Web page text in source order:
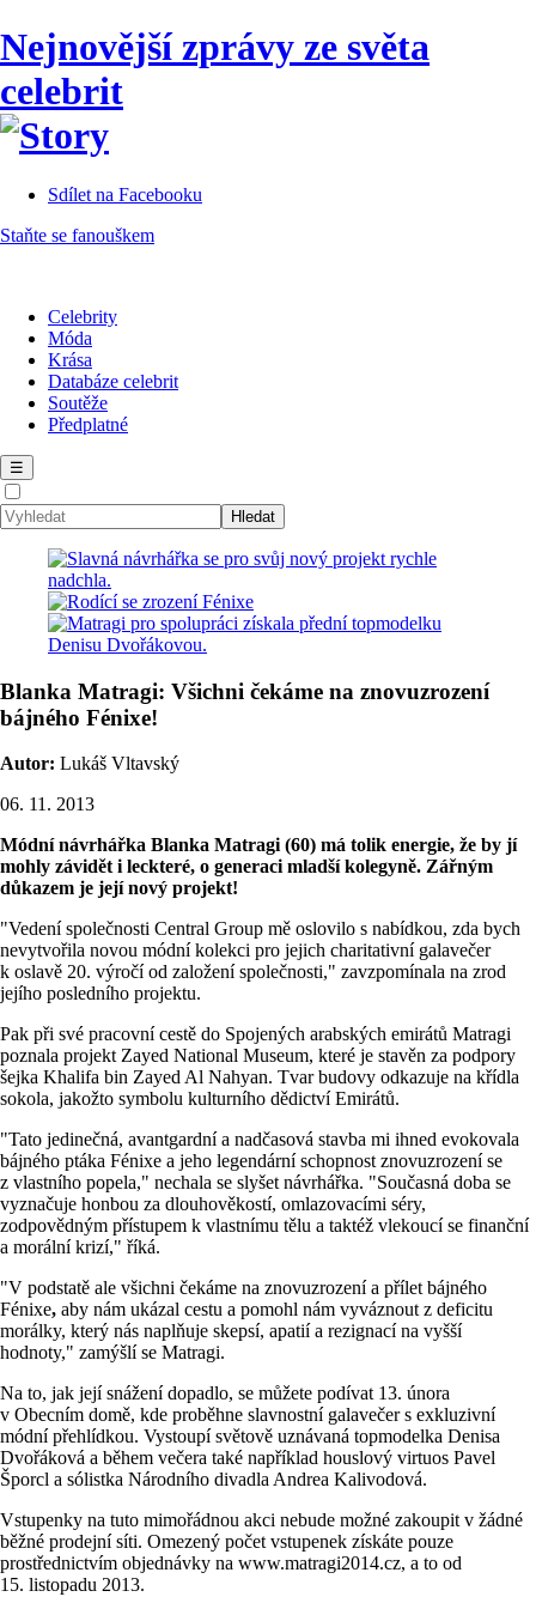
Nejnovější zprávy ze světa
celebrit
Sdílet na Facebooku
Staňte se fanouškem
Celebrity
Móda
Krása
Databáze celebrit
Soutěže
Předplatné
☰
Blanka Matragi: Všichni čekáme na znovuzrození
bájného Fénixe!
Autor: Lukáš Vltavský
06. 11. 2013
Módní návrhářka Blanka Matragi (60) má tolik energie, že by jí
mohly závidět i leckteré, o generaci mladší kolegyně. Zářným
důkazem je její nový projekt!
"Vedení společnosti Central Group mě oslovilo s nabídkou, zda bych
nevytvořila novou módní kolekci pro jejich charitativní galavečer
k oslavě 20. výročí od založení společnosti," zavzpomínala na zrod
jejího posledního projektu.
Pak při své pracovní cestě do Spojených arabských emirátů Matragi
poznala projekt Zayed National Museum, které je stavěn za podpory
šejka Khalifa bin Zayed Al Nahyan. Tvar budovy odkazuje na křídla
sokola, jakožto symbolu kulturního dědictví Emirátů.
"Tato jedinečná, avantgardní a nadčasová stavba mi ihned evokovala
bájného ptáka Fénixe a jeho legendární schopnost znovuzrození se
z vlastního popela," nechala se slyšet návrhářka. "Současná doba se
vyznačuje honbou za dlouhověkostí, omlazovacími séry,
zodpovědným přístupem k vlastnímu tělu a taktéž vlekoucí se finanční
a morální krizí," říká.
"V podstatě ale všichni čekáme na znovuzrození a přílet bájného
Fénixe, aby nám ukázal cestu a pomohl nám vyváznout z deficitu
morálky, který nás naplňuje skepsí, apatií a rezignací na vyšší
hodnoty," zamýšlí se Matragi.
Na to, jak její snážení dopadlo, se můžete podívat 13. února
v Obecním domě, kde proběhne slavnostní galavečer s exkluzivní
módní přehlídkou. Vystoupí světově uznávaná topmodelka Denisa
Dvořáková a během večera také například houslový virtuos Pavel
Šporcl a sólistka Národního divadla Andrea Kalivodová.
Vstupenky na tuto mimořádnou akci nebude možné zakoupit v žádné
běžné prodejní síti. Omezený počet vstupenek získáte pouze
prostřednictvím objednávky na www.matragi2014.cz, a to od
15. listopadu 2013.